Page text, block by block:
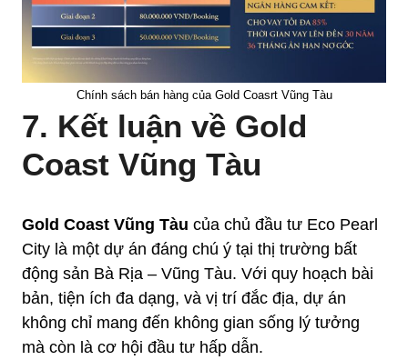
Chính sách bán hàng của Gold Coasrt Vũng Tàu
7. Kết luận về Gold
Coast Vũng Tàu
Gold Coast Vũng Tàu của chủ đầu tư Eco Pearl
City là một dự án đáng chú ý tại thị trường bất
động sản Bà Rịa – Vũng Tàu. Với quy hoạch bài
bản, tiện ích đa dạng, và vị trí đắc địa, dự án
không chỉ mang đến không gian sống lý tưởng
mà còn là cơ hội đầu tư hấp dẫn.